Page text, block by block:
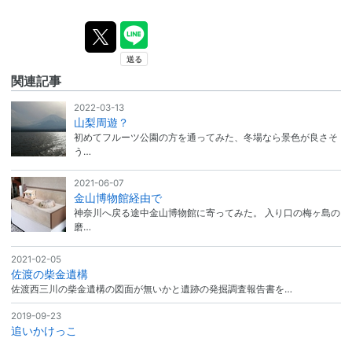
関連記事
2022-03-13
山梨周遊？
初めてフルーツ公園の方を通ってみた、冬場なら景色が良さそ
う…
2021-06-07
金山博物館経由で
神奈川へ戻る途中金山博物館に寄ってみた。 入り口の梅ヶ島の
磨…
2021-02-05
佐渡の柴金遺構
佐渡西三川の柴金遺構の図面が無いかと遺跡の発掘調査報告書を…
2019-09-23
追いかけっこ